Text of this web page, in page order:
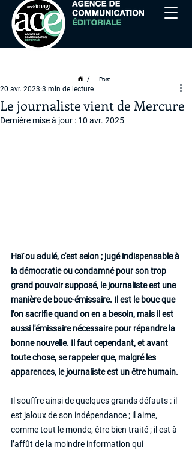
/ Post
Le journaliste vient de Mercure
20 avr. 2023 3 min de lecture
Dernière mise à jour : 10 avr. 2025
Haï ou adulé, c'est selon ; jugé indispensable à
la démocratie ou condamné pour son trop
grand pouvoir supposé, le journaliste est une
manière de bouc-émissaire. Il est le bouc que
l’on sacrifie quand on en a besoin, mais il est
aussi l'émissaire nécessaire pour répandre la
bonne nouvelle. Il faut cependant, et avant
toute chose, se rappeler que, malgré les
apparences, le journaliste est un être humain.
Il souffre ainsi de quelques grands défauts : il
est jaloux de son indépendance ; il aime,
comme tout le monde, être bien traité ; il est à
l’affût de la moindre information qui